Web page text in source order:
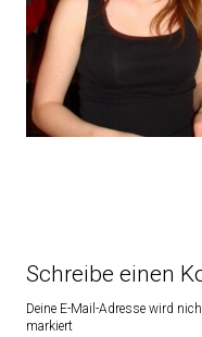
Schreibe einen
Deine E-Mail-Adresse wird
markiert